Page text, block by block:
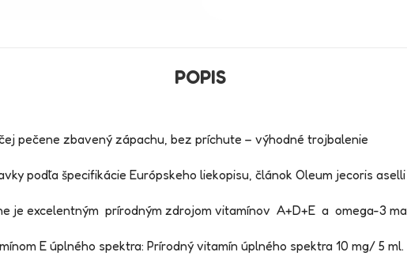
POPIS
pečene zbavený zápachu, bez príchute – výhodné trojbalenie
podľa špecifikácie Európskeho liekopisu, článok Oleum jecoris aselli
je excelentným prírodným zdrojom vitamínov A+D+E a omega-3
E úplného spektra: Prírodný vitamín úplného spektra 10 mg/ 5